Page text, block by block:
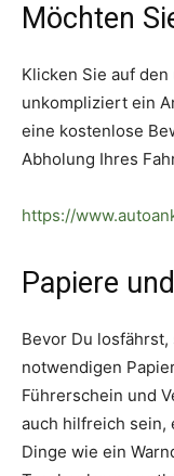
Möchten
Klicken Sie auf
unkompliziert ein
eine kostenlose
Abholung Ihres
https://
Papiere
Bevor Du
notwendigen
Führerschein und
auch hilfreich sein,
Dinge wie ein